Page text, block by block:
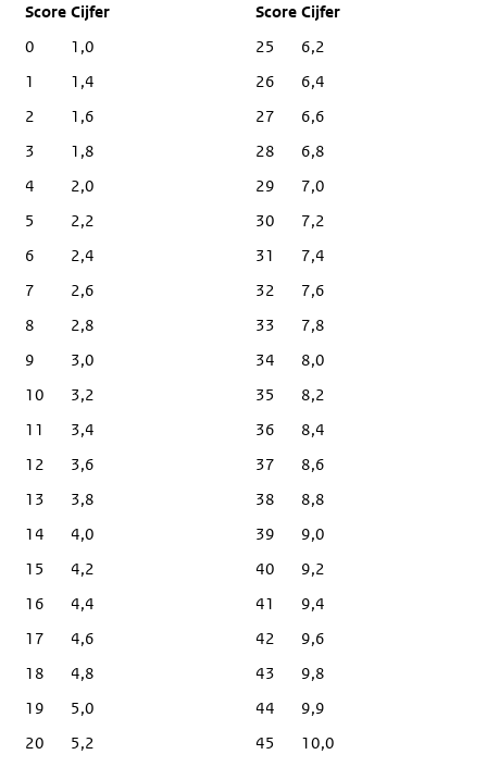
Score Cijfer
0
1,0
1
1,4
2
1,6
3
1,8
4
2,0
5
2,2
6
2,4
7
2,6
8
2,8
9
3,0
10
3,2
11
3,4
12
3,6
13
3,8
14
4,0
15
4,2
16
4,4
17
4,6
18
4,8
19
5,0
20
5,2
25
6,2
26
6,4
27
6,6
28
6,8
29
7,0
30
7,2
31
7,4
32
7,6
33
7,8
34
8,0
35
8,2
36
8,4
37
8,6
38
8,8
39
9,0
40
9,2
41
9,4
42
9,6
43
9,8
44
9,9
45
10,0